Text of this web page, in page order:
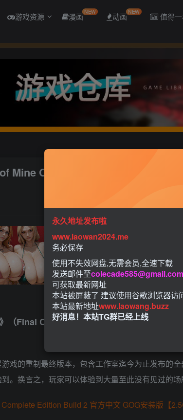
游戏资源 漫画NEW 动画 NEW 值得
Mine Complete Edition Build 2 官
（Final Cut）最新更新！
游戏的重制最终版本，包含工作室迄今为止发布
。换言之，玩家可以体验到大量至此没有见过的场
永久地址发布啦
www.laowan2024.me
务必保存
使用不失效网盘,无需会员,全速下载
发送邮件至colecade585@gmail.com
可获取最新网址
本站被屏蔽了 建议使用谷歌浏览器访
本站最新地址www.laowang.buzz
好消息！本站TG群已经上线